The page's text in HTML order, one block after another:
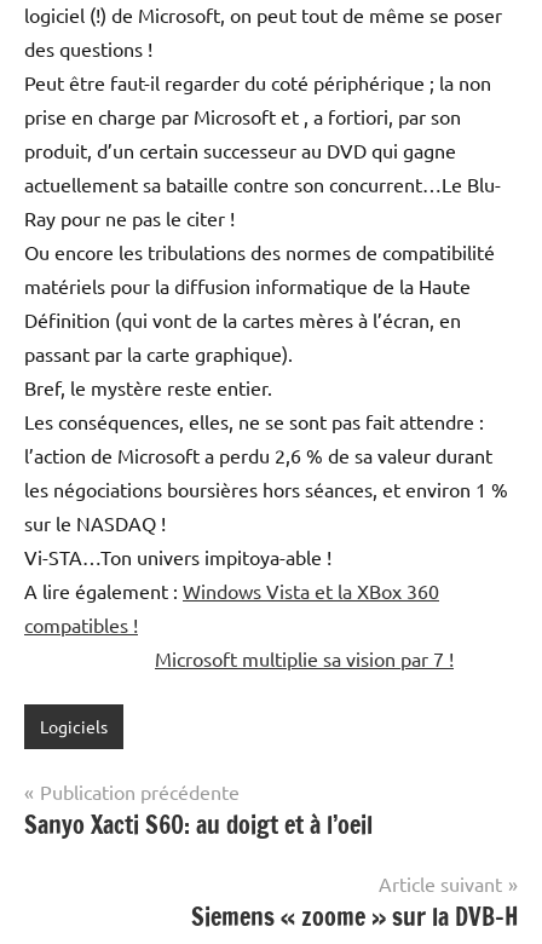
logiciel (!) de Microsoft, on peut tout de même se poser
des questions !
Peut être faut-il regarder du coté périphérique ; la non
prise en charge par Microsoft et , a fortiori, par son
produit, d’un certain successeur au DVD qui gagne
actuellement sa bataille contre son concurrent…Le Blu-
Ray pour ne pas le citer !
Ou encore les tribulations des normes de compatibilité
matériels pour la diffusion informatique de la Haute
Définition (qui vont de la cartes mères à l’écran, en
passant par la carte graphique).
Bref, le mystère reste entier.
Les conséquences, elles, ne se sont pas fait attendre :
l’action de Microsoft a perdu 2,6 % de sa valeur durant
les négociations boursières hors séances, et environ 1 %
sur le NASDAQ !
Vi-STA…Ton univers impitoya-able !
A lire également : Windows Vista et la XBox 360
compatibles !
Microsoft multiplie sa vision par 7 !
Logiciels
Navigation
de
Publication précédente
Sanyo Xacti S60: au doigt et à l’oeil
Article suivant
Siemens « zoome » sur la DVB-H